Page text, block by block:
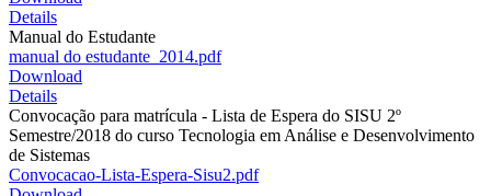
Details
Manual do Estudante
manual do estudante_2014.pdf
Download
Details
Convocação para matrícula - Lista de Espera do SISU 2º
Semestre/2018 do curso Tecnologia em Análise e Desenvolvimento
de Sistemas
Convocacao-Lista-Espera-Sisu2.pdf